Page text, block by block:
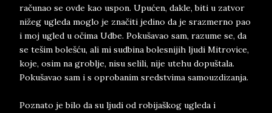
računao se ovde kao uspon. Upućen, dakle, biti u zatvor
nižeg ugleda moglo je značiti jedino da je srazmerno pao
i moj ugled u očima Udbe. Pokušavao sam, razume se, da
se tešim bolešću, ali mi sudbina bolesnijih ljudi Mitrovice,
koje, osim na groblje, nisu selili, nije utehu dopuštala.
Pokušavao sam i s oprobanim sredstvima samouzdizanja.
Poznato je bilo da su ljudi od robijaškog ugleda i